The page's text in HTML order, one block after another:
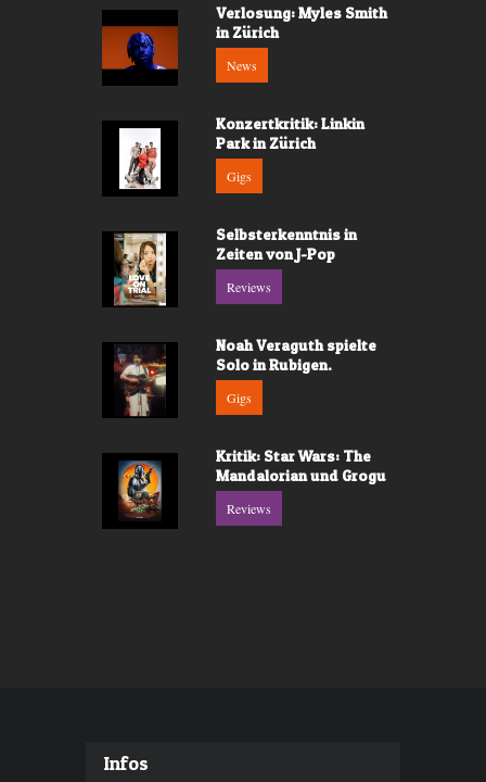
Verlosung: Myles Smith
in Zürich
News
Konzertkritik: Linkin
Park in Zürich
Gigs
Selbsterkenntnis in
Zeiten von J-Pop
Reviews
Noah Veraguth spielte
Solo in Rubigen.
Gigs
Kritik: Star Wars: The
Mandalorian und Grogu
Reviews
Infos